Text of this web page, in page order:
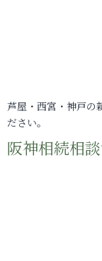
芦屋・西宮・神戸の
ださい。
阪神相続相